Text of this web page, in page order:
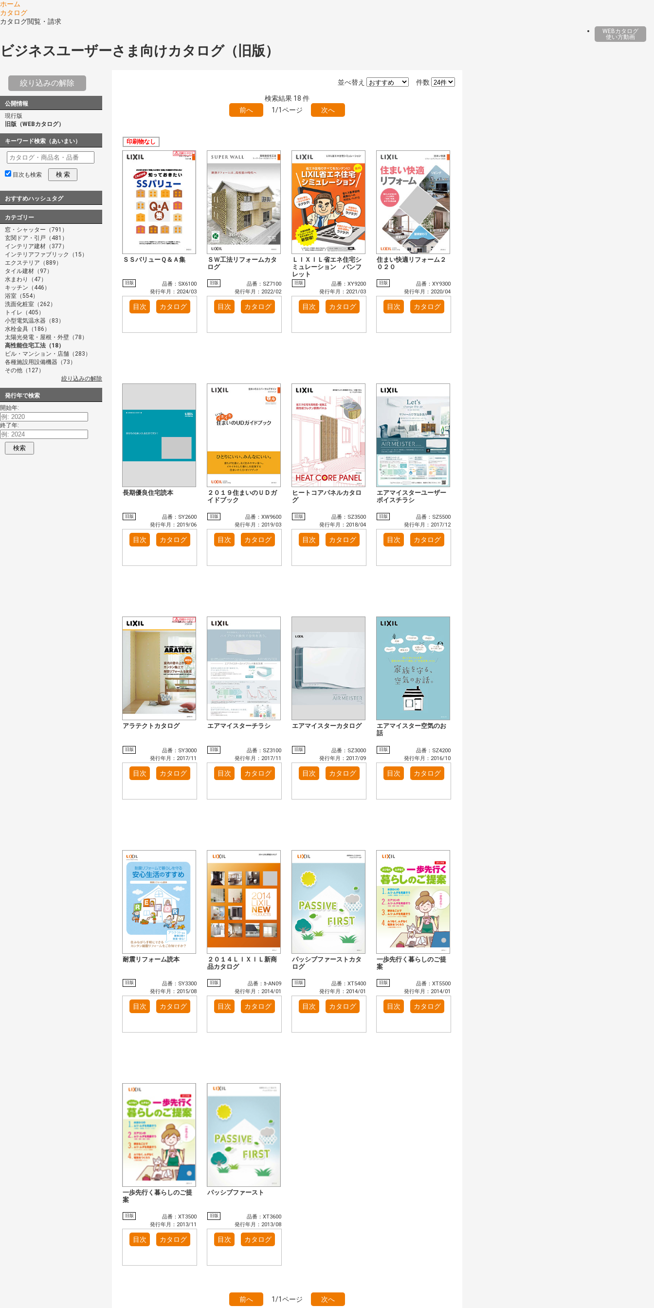
ホーム
カタログ
カタログ閲覧・請求
WEBカタログ
使い方動画
ビジネスユーザーさま向けカタログ（旧版）
絞り込みの解除
公開情報
現行版
旧版（WEBカタログ）
キーワード検索（あいまい）
目次も検索 検 索
おすすめハッシュタグ
カテゴリー
窓・シャッター（791）
玄関ドア・引戸（481）
インテリア建材（377）
インテリアファブリック（15）
エクステリア（889）
タイル建材（97）
水まわり（47）
キッチン（446）
浴室（554）
洗面化粧室（262）
トイレ（405）
小型電気温水器（83）
水栓金具（186）
太陽光発電・屋根・外壁（78）
高性能住宅工法（18）
ビル・マンション・店舗（283）
各種施設用設備機器（73）
その他（127）
絞り込みの解除
発行年で検索
開始年:
終了年:
検索
件数
並べ替え
検索結果 18 件
前へ
1/1ページ 次へ
印刷物なし
ＳＳバリューＱ＆Ａ集
旧版
品番：SX6100
発行年月：2024/03
目次 カタログ
ＳＷ工法リフォームカタ
ログ
旧版
品番：SZ7100
発行年月：2022/02
目次 カタログ
ＬＩＸＩＬ省エネ住宅シ
ミュレーション パンフ
レット
旧版
品番：XY9200
発行年月：2021/03
目次 カタログ
住まい快適リフォーム２
０２０
旧版
品番：XY9300
発行年月：2020/04
目次 カタログ
長期優良住宅読本
旧版
品番：SY2600
発行年月：2019/06
目次 カタログ
２０１９住まいのＵＤガ
イドブック
旧版
品番：XW9600
発行年月：2019/03
目次 カタログ
ヒートコアパネルカタロ
グ
旧版
品番：SZ3500
発行年月：2018/04
目次 カタログ
エアマイスターユーザー
ボイスチラシ
旧版
品番：SZ5500
発行年月：2017/12
目次 カタログ
アラテクトカタログ
旧版
品番：SY3000
発行年月：2017/11
目次 カタログ
エアマイスターチラシ
旧版
品番：SZ3100
発行年月：2017/11
目次 カタログ
エアマイスターカタログ
旧版
品番：SZ3000
発行年月：2017/09
目次 カタログ
エアマイスター空気のお
話
旧版
品番：SZ4200
発行年月：2016/10
目次 カタログ
耐震リフォーム読本
旧版
品番：SY3300
発行年月：2015/08
目次 カタログ
２０１４ＬＩＸＩＬ新商
品カタログ
旧版
品番：ｶ-AN09
発行年月：2014/01
目次 カタログ
パッシブファーストカタ
ログ
旧版
品番：XT5400
発行年月：2014/01
目次 カタログ
一歩先行く暮らしのご提
案
旧版
品番：XT5500
発行年月：2014/01
目次 カタログ
一歩先行く暮らしのご提
案
旧版
品番：XT3500
発行年月：2013/11
目次 カタログ
パッシブファースト
旧版
品番：XT3600
発行年月：2013/08
目次 カタログ
前へ 1/1ページ 次へ